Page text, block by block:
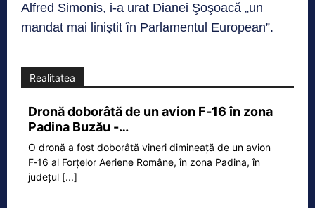
Alfred Simonis, i-a urat Dianei Şoşoacă „un
mandat mai liniştit în Parlamentul European”.
Realitatea
Dronă doborâtă de un avion F‑16 în zona
Padina Buzău -…
O dronă a fost doborâtă vineri dimineață de un avion
F‑16 al Forțelor Aeriene Române, în zona Padina, în
județul [...]